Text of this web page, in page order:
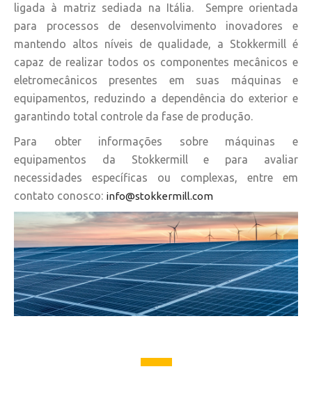
ligada à matriz sediada na Itália. Sempre orientada
para processos de desenvolvimento inovadores e
mantendo altos níveis de qualidade, a Stokkermill é
capaz de realizar todos os componentes mecânicos e
eletromecânicos presentes em suas máquinas e
equipamentos, reduzindo a dependência do exterior e
garantindo total controle da fase de produção.
Para obter informações sobre máquinas e
equipamentos da Stokkermill e para avaliar
necessidades específicas ou complexas, entre em
contato conosco: info@stokkermill.com